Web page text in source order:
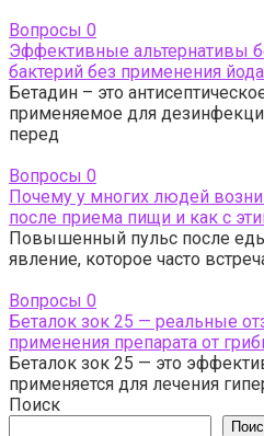
Вопросы 0
Эффективные альтернативы
бактерий без применения йода
Бетадин – это
применяемое для
перед
Вопросы 0
Почему у многих людей
после приема пищи и как с
Повышенный пульс после
явление, которое часто
Вопросы 0
Беталок зок 25 — реальные
применения препарата от
Беталок зок 25 — это
применяется для лечения
Поиск